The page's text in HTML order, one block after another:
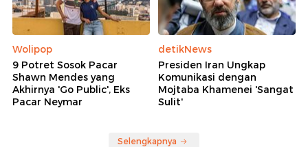
Wolipop
9 Potret Sosok Pacar
Shawn Mendes yang
Akhirnya 'Go Public', Eks
Pacar Neymar
detikNews
Presiden Iran Ungkap
Komunikasi dengan
Mojtaba Khamenei 'Sangat
Sulit'
Selengkapnya